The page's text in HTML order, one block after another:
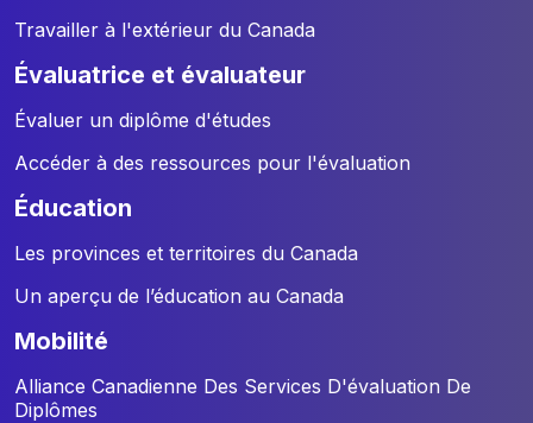
Travailler à l'extérieur du Canada
évaluatrice et évaluateur
Évaluer un diplôme d'études
Accéder à des ressources pour l'évaluation
éducation
Les provinces et territoires du Canada
Un aperçu de l’éducation au Canada
mobilité
Alliance Canadienne Des Services D'évaluation De
Diplômes